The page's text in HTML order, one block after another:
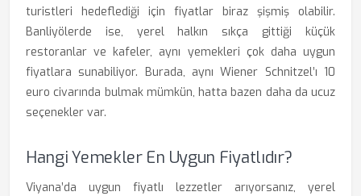
turistleri hedeflediği için fiyatlar biraz şişmiş olabilir.
Banliyölerde ise, yerel halkın sıkça gittiği küçük
restoranlar ve kafeler, aynı yemekleri çok daha uygun
fiyatlara sunabiliyor. Burada, aynı Wiener Schnitzel’ı 10
euro civarında bulmak mümkün, hatta bazen daha da ucuz
seçenekler var.
Hangi Yemekler En Uygun Fiyatlıdır?
Viyana’da uygun fiyatlı lezzetler arıyorsanız, yerel